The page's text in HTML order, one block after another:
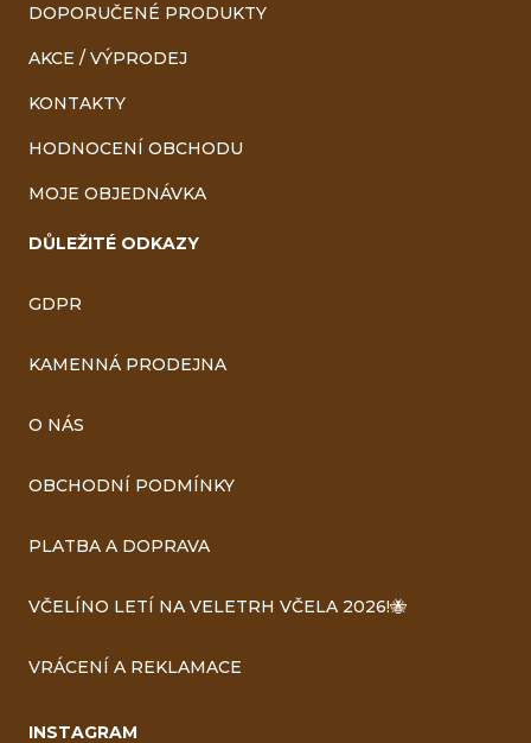
DOPORUČENÉ PRODUKTY
AKCE / VÝPRODEJ
KONTAKTY
HODNOCENÍ OBCHODU
MOJE OBJEDNÁVKA
DŮLEŽITÉ ODKAZY
GDPR
KAMENNÁ PRODEJNA
O NÁS
OBCHODNÍ PODMÍNKY
PLATBA A DOPRAVA
VČELÍNO LETÍ NA VELETRH VČELA 2026!🐝
VRÁCENÍ A REKLAMACE
INSTAGRAM